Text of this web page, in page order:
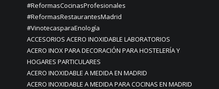
#ReformasCocinasProfesionales
#ReformasRestaurantesMadrid
#VinotecasparaEnología
ACCESORIOS ACERO INOXIDABLE LABORATORIOS
ACERO INOX PARA DECORACIÓN PARA HOSTELERÍA Y
HOGARES PARTICULARES
ACERO INOXIDABLE A MEDIDA EN MADRID
ACERO INOXIDABLE A MEDIDA PARA COCINAS EN MADRID